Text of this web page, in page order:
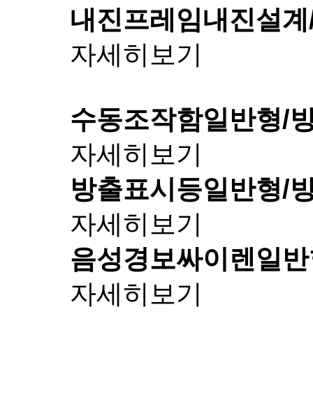
내진프레임내진설
자세히보기
수동조작함일반형/
자세히보기
방출표시등일반형/
자세히보기
음성경보싸이렌일
자세히보기